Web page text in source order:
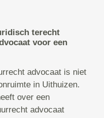
terecht
voor een
advocaat is niet
in Uithuizen.
over een
advocaat